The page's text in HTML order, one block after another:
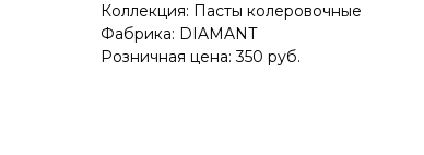
Коллекция: Пасты колеровочные
Фабрика: DIAMANT
Розничная цена: 350 руб.